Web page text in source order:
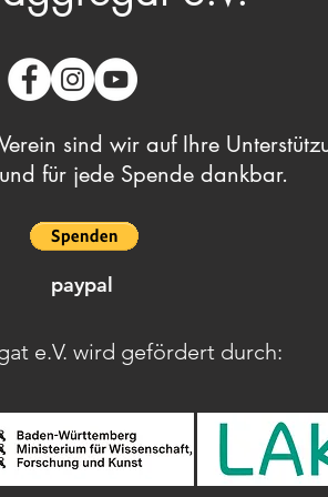
sind wir auf Ihre
für jede Spende dankbar.
paypal
e.V. wird gefördert durch: